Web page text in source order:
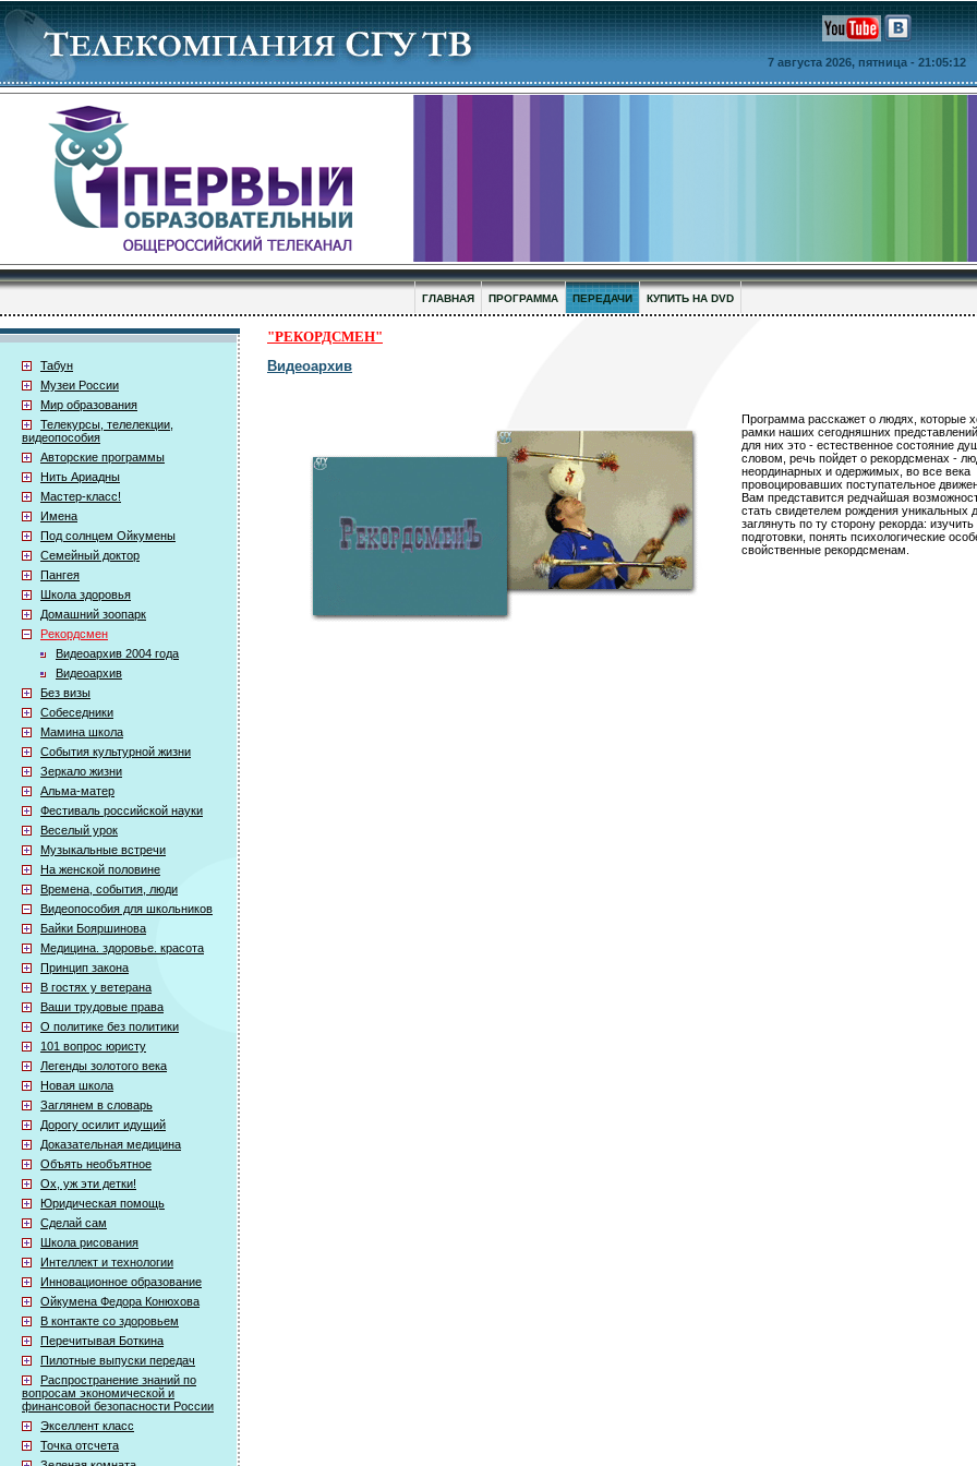
7 августа 2026, пятница - 21:05:12
ГЛАВНАЯ ПРОГРАММА ПЕРЕДАЧИ КУПИТЬ НА DVD
Табун
Музеи России
Мир образования
Телекурсы, телелекции,
видеопособия
Авторские программы
Нить Ариадны
Мастер-класс!
Имена
Под солнцем Ойкумены
Семейный доктор
Пангея
Школа здоровья
Домашний зоопарк
Рекордсмен
Видеоархив 2004 года
Видеоархив
Без визы
Собеседники
Мамина школа
События культурной жизни
Зеркало жизни
Альма-матер
Фестиваль российской науки
Веселый урок
Музыкальные встречи
На женской половине
Времена, события, люди
Видеопособия для школьников
Байки Бояршинова
Медицина. здоровье. красота
Принцип закона
В гостях у ветерана
Ваши трудовые права
О политике без политики
101 вопрос юристу
Легенды золотого века
Новая школа
Заглянем в словарь
Дорогу осилит идущий
Доказательная медицина
Объять необъятное
Ох, уж эти детки!
Юридическая помощь
Сделай сам
Школа рисования
Интеллект и технологии
Инновационное образование
Ойкумена Федора Конюхова
В контакте со здоровьем
Перечитывая Боткина
Пилотные выпуски передач
Распространение знаний по
вопросам экономической и
финансовой безопасности России
Экселлент класс
Точка отсчета
"РЕКОРДСМЕН"
Видеоархив
Программа расскажет о людях, которые
рамки наших сегодняшних
для них это - естественное состояние
словом, речь пойдет о рекордсменах -
неординарных и одержимых, во все века
провоцировавших поступательное
Вам представится редчайшая
стать свидетелем рождения уникальных
заглянуть по ту сторону рекорда:
подготовки, понять психологические
свойственные рекордсменам.